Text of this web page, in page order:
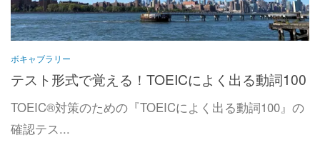
ボキャブラリー
テスト形式で覚える！TOEICによく出る動詞100
TOEIC®対策のための『TOEICによく出る動詞100』の
確認テス...